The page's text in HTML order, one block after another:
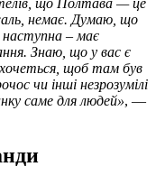
що Полтава — це
немає. Думаю, що
наступна – має
Знаю, що у вас є
хочеться, щоб там був
чи інші незрозумілі
саме для людей», —